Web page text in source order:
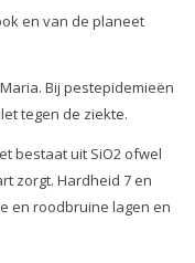
en van de planeet
Bij pestepidemieën
tegen de ziekte.
bestaat uit SiO2 ofwel
zorgt. Hardheid 7 en
en roodbruine lagen en